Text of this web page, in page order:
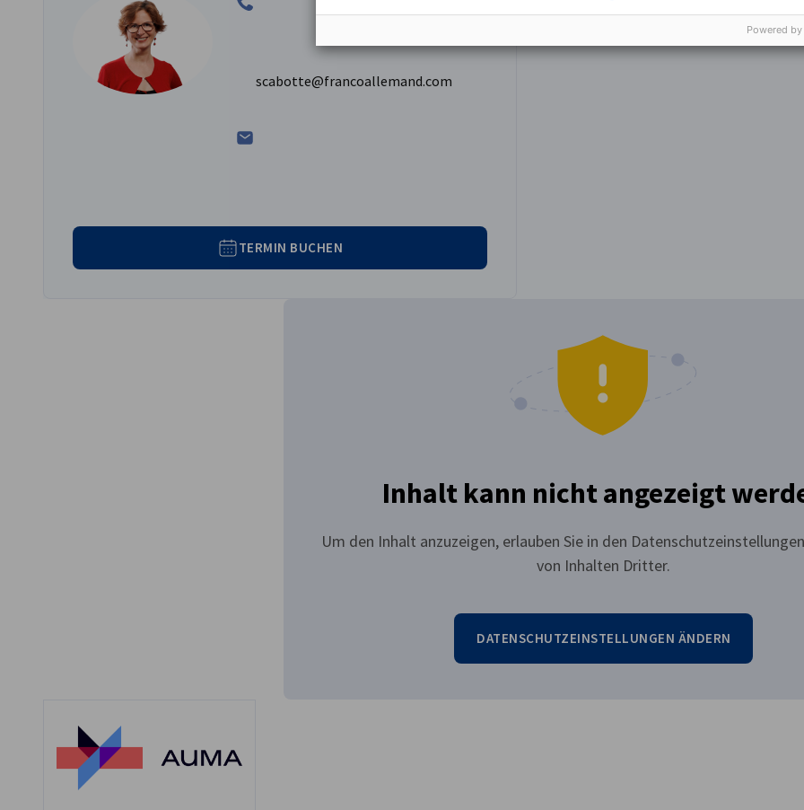
scabotte@francoallemand.com
TERMIN BUCHEN
Inhalt kann nicht angezeigt
Um den Inhalt anzuzeigen, erlauben Sie in den
von Inhalten Dritter.
DATENSCHUTZEINSTELLUNGEN ÄNDERN
Powered by